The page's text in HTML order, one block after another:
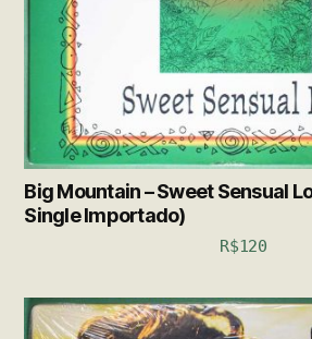
Big Mountain – Sweet Sensual
Single Importado)
R$120